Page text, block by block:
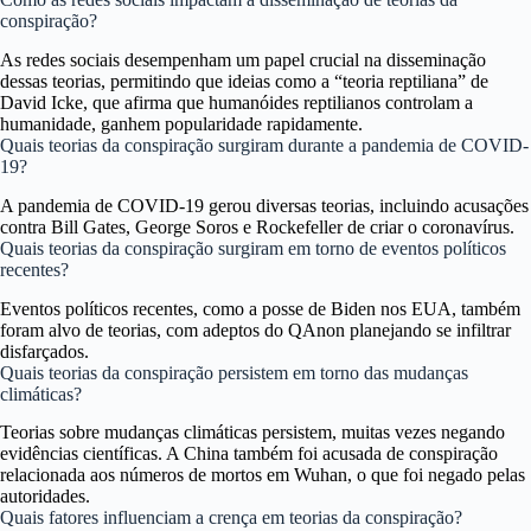
conspiração?
As redes sociais desempenham um papel crucial na disseminação
dessas teorias, permitindo que ideias como a “teoria reptiliana” de
David Icke, que afirma que humanóides reptilianos controlam a
humanidade, ganhem popularidade rapidamente.
Quais teorias da conspiração surgiram durante a pandemia de COVID-
19?
A pandemia de COVID-19 gerou diversas teorias, incluindo acusações
contra Bill Gates, George Soros e Rockefeller de criar o coronavírus.
Quais teorias da conspiração surgiram em torno de eventos políticos
recentes?
Eventos políticos recentes, como a posse de Biden nos EUA, também
foram alvo de teorias, com adeptos do QAnon planejando se infiltrar
disfarçados.
Quais teorias da conspiração persistem em torno das mudanças
climáticas?
Teorias sobre mudanças climáticas persistem, muitas vezes negando
evidências científicas. A China também foi acusada de conspiração
relacionada aos números de mortos em Wuhan, o que foi negado pelas
autoridades.
Quais fatores influenciam a crença em teorias da conspiração?